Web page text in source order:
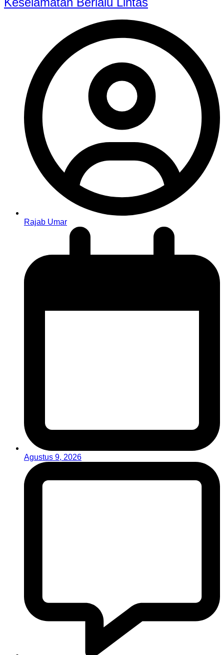
Rajab Umar
Agustus 9, 2026